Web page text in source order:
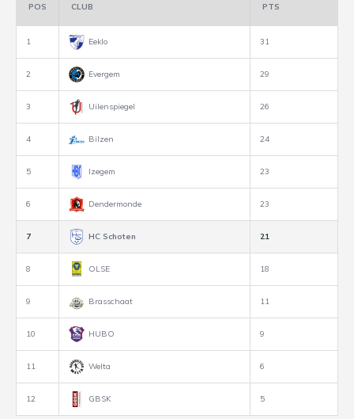
POS CLUB PTS
1 Eeklo 31
2 Evergem 29
3 Uilenspiegel 26
4 Bilzen 24
5 Izegem 23
6 Dendermonde 23
7 HC Schoten 21
8 OLSE 18
9 Brasschaat 11
10 HUBO 9
11 Welta 6
12 GBSK 5